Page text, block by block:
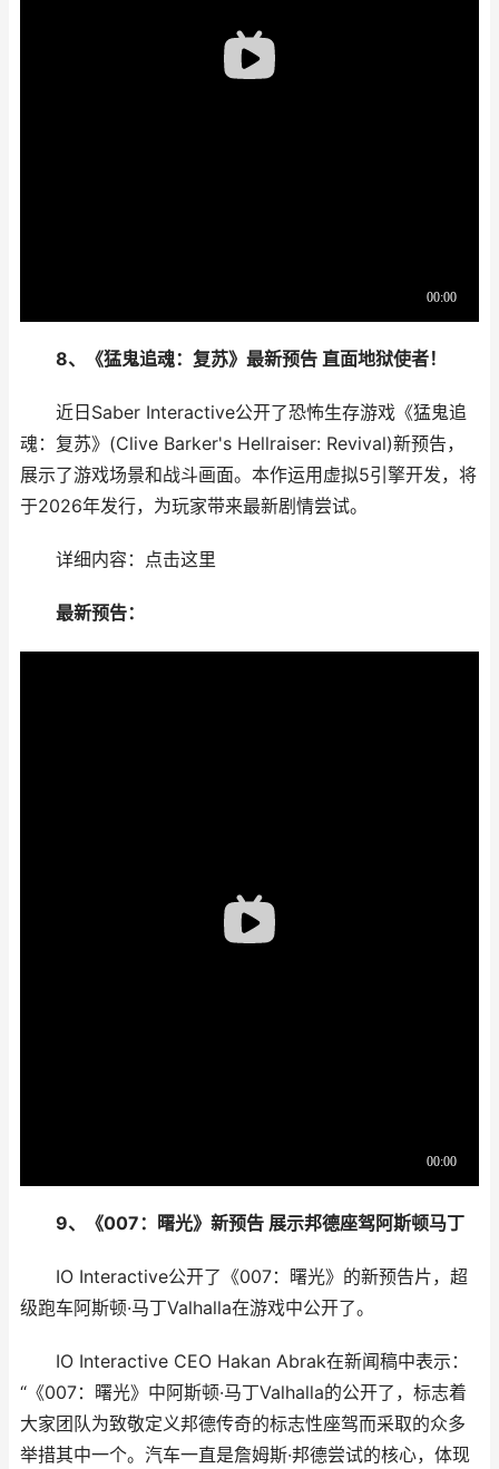
8、《猛鬼追魂：复苏》最新预告 直面地狱使者！
近日Saber Interactive公开了恐怖生存游戏《猛鬼追
魂：复苏》(Clive Barker's Hellraiser: Revival)新预告，
展示了游戏场景和战斗画面。本作运用虚拟5引擎开发，将
于2026年发行，为玩家带来最新剧情尝试。
详细内容：点击这里
最新预告：
9、《007：曙光》新预告 展示邦德座驾阿斯顿马丁
IO Interactive公开了《007：曙光》的新预告片，超
级跑车阿斯顿·马丁Valhalla在游戏中公开了。
IO Interactive CEO Hakan Abrak在新闻稿中表示：
“《007：曙光》中阿斯顿·马丁Valhalla的公开了，标志着
大家团队为致敬定义邦德传奇的标志性座驾而采取的众多
举措其中一个。汽车一直是詹姆斯·邦德尝试的核心，体现